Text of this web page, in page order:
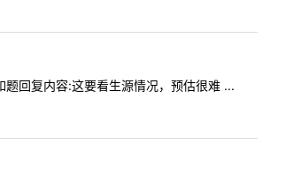
回复内容:这要看生源情况，预估很难 ...